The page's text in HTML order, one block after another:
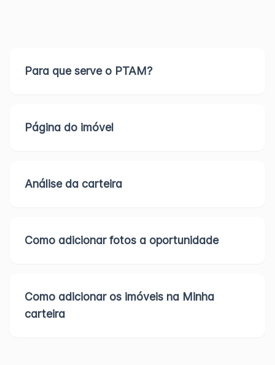
Para que serve o PTAM?
Página do imóvel
Análise da carteira
Como adicionar fotos a oportunidade
Como adicionar os imóveis na Minha
carteira